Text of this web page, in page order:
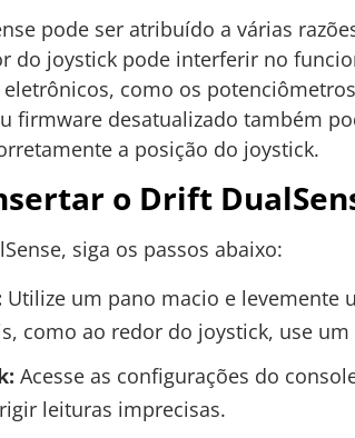
pode ser atribuído a várias
do joystick pode interferir no
como os
firmware desatualizado também
a posição do joystick.
o Drift
siga os passos abaixo:
Utilize um pano macio e levemente
como ao redor do joystick, use
Acesse as configurações do
leituras imprecisas.